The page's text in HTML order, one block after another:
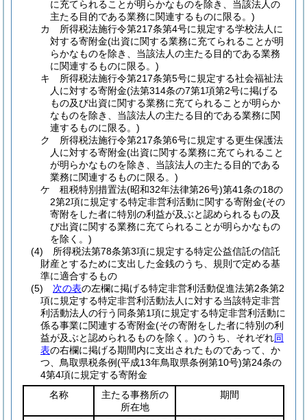
に充てられることが明らかなものを除き、当該法人の
主たる目的である業務に関連するものに限る。)
カ
所得税法施行令第217条第4号に規定する学校法人に
対する寄附金(出資に関する業務に充てられることが明
らかなものを除き、当該法人の主たる目的である業務
に関連するものに限る。)
キ
所得税法施行令第217条第5号に規定する社会福祉法
人に対する寄附金(法第314条の7第1項第2号に掲げる
もの及び出資に関する業務に充てられることが明らか
なものを除き、当該法人の主たる目的である業務に関
連するものに限る。)
ク
所得税法施行令第217条第6号に規定する更生保護法
人に対する寄附金(出資に関する業務に充てられること
が明らかなものを除き、当該法人の主たる目的である
業務に関連するものに限る。)
ケ
租税特別措置法(昭和32年法律第26号)第41条の18の
2第2項に規定する特定非営利活動に関する寄附金(その
寄附をした者に特別の利益が及ぶと認められるもの及
び出資に関する業務に充てられることが明らかなもの
を除く。)
(4)
所得税法第78条第3項に規定する特定公益信託の信託
財産とするために支出した金銭のうち、規則で定める基
準に適合するもの
(5)
次の表の左欄に掲げる特定非営利活動促進法第2条第2
項に規定する特定非営利活動法人に対する当該特定非営
利活動法人の行う同条第1項に規定する特定非営利活動に
係る事業に関連する寄附金(その寄附をした者に特別の利
益が及ぶと認められるものを除く。)のうち、それぞれ同
表の右欄に掲げる期間内に支出されたものであって、か
つ、鳥取県税条例(平成13年鳥取県条例第10号)第24条の
4第4項に規定する寄附金
名称
主たる事務所の
所在地
期間